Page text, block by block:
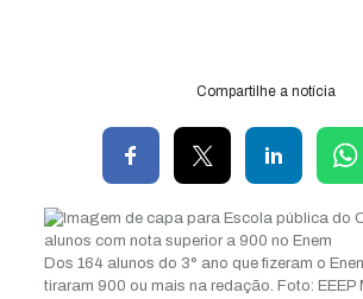
Compartilhe a notícia
Dos 164 alunos do 3° ano que fizeram o
tiraram 900 ou mais na redação. Foto: EEEP